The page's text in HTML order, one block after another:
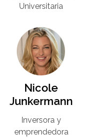
Universitaria​
Nicole
Junkermann​
Inversora y
emprendedora